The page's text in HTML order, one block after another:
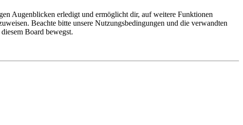
Augenblicken erledigt und ermöglicht dir, auf weitere Funktionen
Beachte bitte unsere Nutzungsbedingungen und die verwandten
Board bewegst.